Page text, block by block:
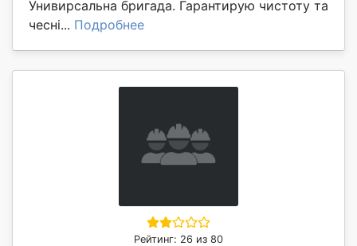
Унивирсальна бригада. Гарантирую чистоту та
чесні... Подробнее
Рейтинг: 26 из 80